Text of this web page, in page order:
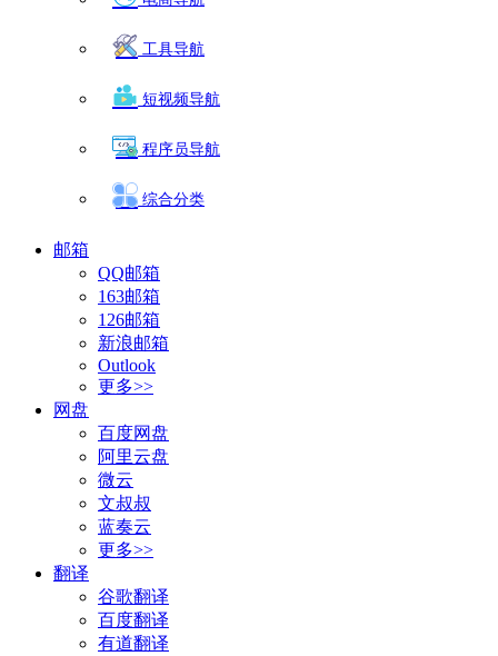
工具导航
短视频导航
程序员导航
综合分类
邮箱
QQ邮箱
163邮箱
126邮箱
新浪邮箱
Outlook
更多>>
网盘
百度网盘
阿里云盘
微云
文叔叔
蓝奏云
更多>>
翻译
谷歌翻译
百度翻译
有道翻译